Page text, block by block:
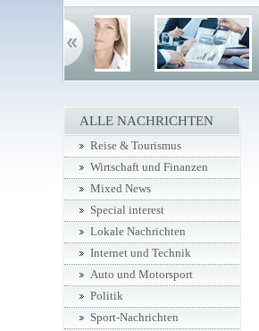
ALLE NACHRICHTEN
Reise & Tourismus
Wirtschaft und Finanzen
Mixed News
Special interest
Lokale Nachrichten
Internet und Technik
Auto und Motorsport
Politik
Sport-Nachrichten